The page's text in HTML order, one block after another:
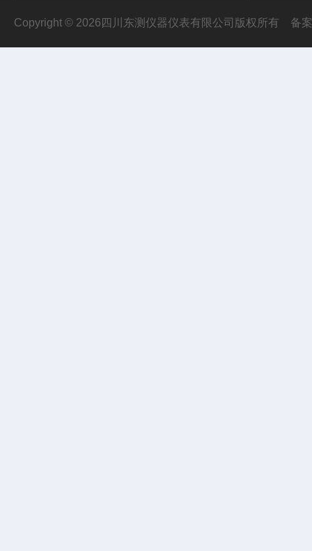
Copyright © 2026四川东测仪器仪表有限公司版权所有 备